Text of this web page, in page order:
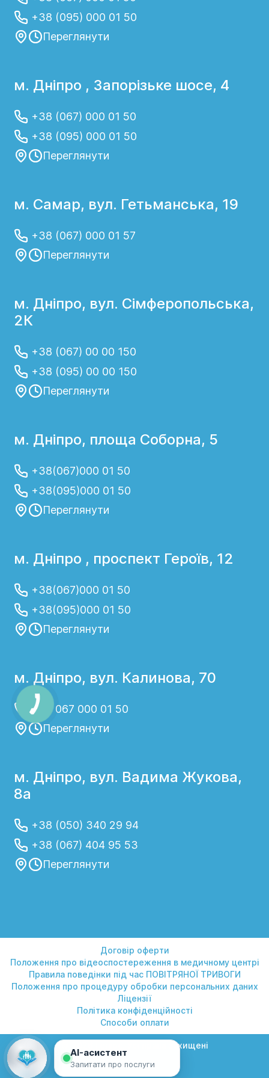
+38 (095) 000 01 50
Переглянути
м. Дніпро , Запорізьке шосе, 4
+38 (067) 000 01 50
+38 (095) 000 01 50
Переглянути
м. Самар, вул. Гетьманська, 19
+38 (067) 000 01 57
Переглянути
м. Дніпро, вул. Сімферопольська,
2К
+38 (067) 00 00 150
+38 (095) 00 00 150
Переглянути
м. Дніпро, площа Соборна, 5
+38(067)000 01 50
+38(095)000 01 50
Переглянути
м. Дніпро , проспект Героїв, 12
+38(067)000 01 50
+38(095)000 01 50
Переглянути
м. Дніпро, вул. Калинова, 70
+38 067 000 01 50
Переглянути
м. Дніпро, вул. Вадима Жукова,
8а
+38 (050) 340 29 94
+38 (067) 404 95 53
Переглянути
Договір оферти
Положення про відеоспостереження в медичному центрі
Правила поведінки під час ПОВІТРЯНОЇ ТРИВОГИ
Положення про процедуру обробки персональних даних
Ліцензії
Політика конфіденційності
Способи оплати
© 2026 Геліос. Усі права захищені
AI-асистент
Запитати про послуги